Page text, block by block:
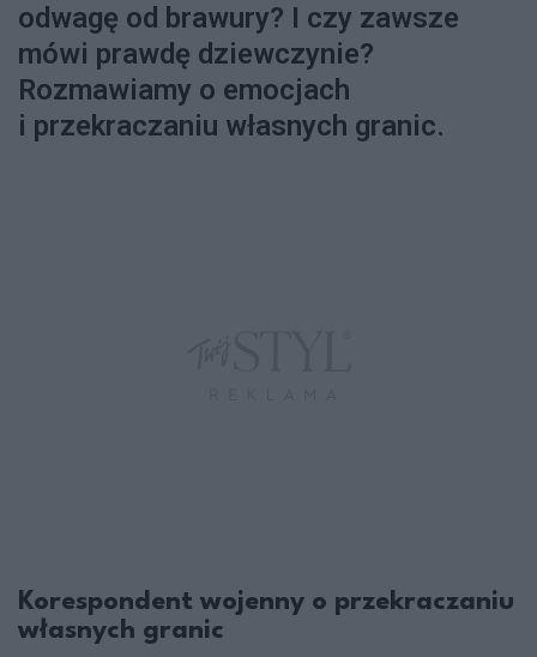
odwagę od brawury? I czy zawsze
mówi prawdę dziewczynie?
Rozmawiamy o emocjach
i przekraczaniu własnych granic.
Korespondent wojenny o przekraczaniu
własnych granic